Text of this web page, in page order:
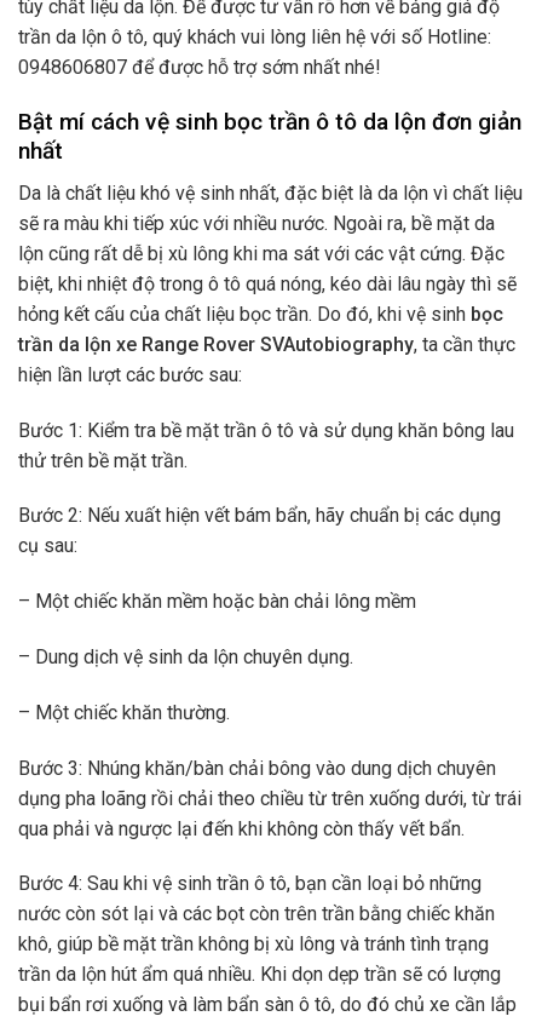
tùy chất liệu da lộn. Để được tư vấn rõ hơn về bảng giá độ
trần da lộn ô tô, quý khách vui lòng liên hệ với số Hotline:
0948606807 để được hỗ trợ sớm nhất nhé!
Bật mí cách vệ sinh bọc trần ô tô da lộn đơn giản
nhất
Da là chất liệu khó vệ sinh nhất, đặc biệt là da lộn vì chất liệu
sẽ ra màu khi tiếp xúc với nhiều nước. Ngoài ra, bề mặt da
lộn cũng rất dễ bị xù lông khi ma sát với các vật cứng. Đặc
biệt, khi nhiệt độ trong ô tô quá nóng, kéo dài lâu ngày thì sẽ
hỏng kết cấu của chất liệu bọc trần. Do đó, khi vệ sinh bọc
trần da lộn xe Range Rover SVAutobiography, ta cần thực
hiện lần lượt các bước sau:
Bước 1: Kiểm tra bề mặt trần ô tô và sử dụng khăn bông lau
thử trên bề mặt trần.
Bước 2: Nếu xuất hiện vết bám bẩn, hãy chuẩn bị các dụng
cụ sau:
– Một chiếc khăn mềm hoặc bàn chải lông mềm
– Dung dịch vệ sinh da lộn chuyên dụng.
– Một chiếc khăn thường.
Bước 3: Nhúng khăn/bàn chải bông vào dung dịch chuyên
dụng pha loãng rồi chải theo chiều từ trên xuống dưới, từ trái
qua phải và ngược lại đến khi không còn thấy vết bẩn.
Bước 4: Sau khi vệ sinh trần ô tô, bạn cần loại bỏ những
nước còn sót lại và các bọt còn trên trần bằng chiếc khăn
khô, giúp bề mặt trần không bị xù lông và tránh tình trạng
trần da lộn hút ẩm quá nhiều. Khi dọn dẹp trần sẽ có lượng
bụi bẩn rơi xuống và làm bẩn sàn ô tô, do đó chủ xe cần lắp